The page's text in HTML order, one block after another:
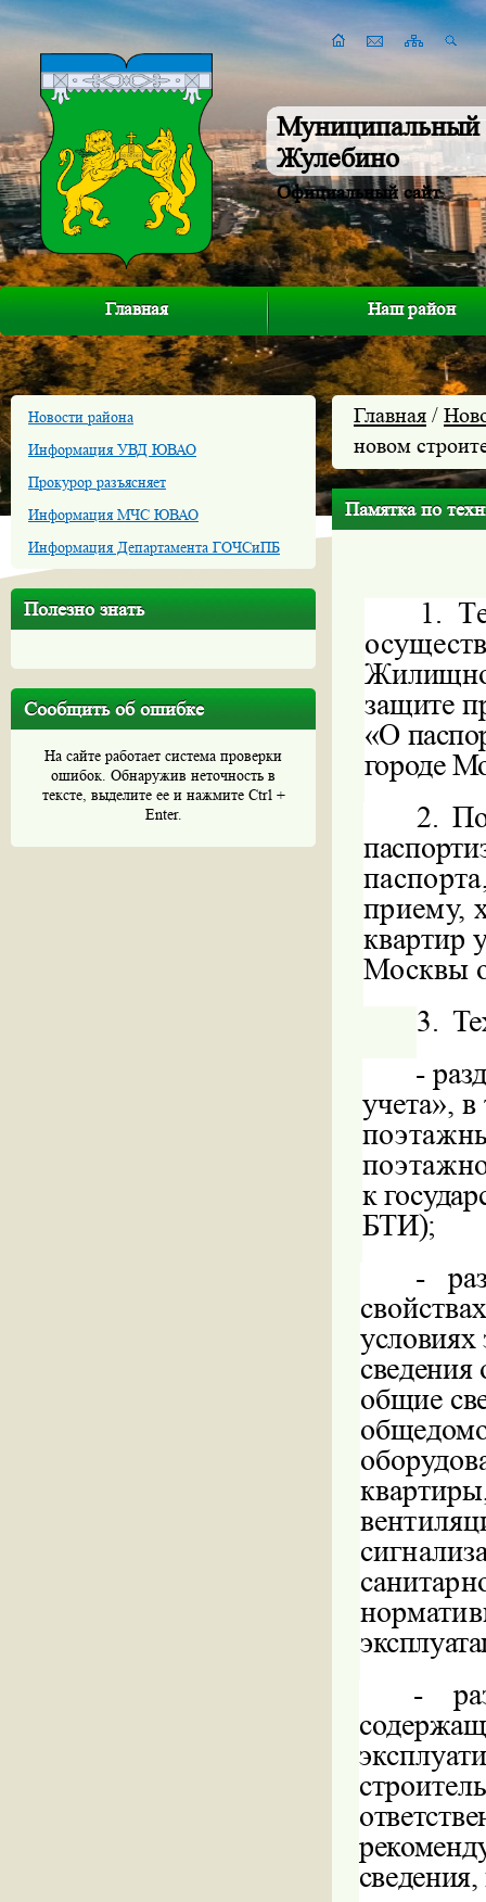
Муниципальный
Жулебино
Официальный сайт
Главная Наш район
Новости района
Информация УВД ЮВАО
Прокурор разъясняет
Информация МЧС ЮВАО
Информация Департамента ГОЧСиПБ
Полезно знать
Сообщить об ошибке
На сайте работает система проверки
ошибок. Обнаружив неточность в
тексте, выделите ее и нажмите Ctrl +
Enter.
Главная /
новом
Памятка по
1.
защите
«О
городе
2.
приему,
квартир
Москвы
3.
-
учета»,
к
БТИ);
-
общие
-